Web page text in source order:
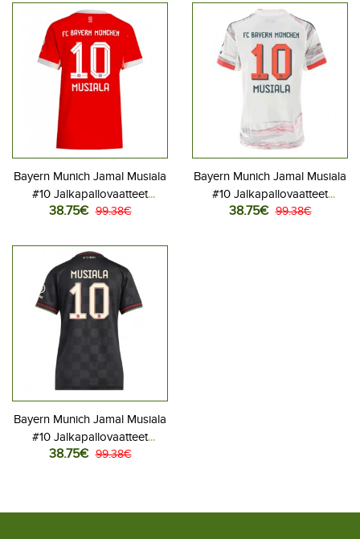
Bayern Munich Jamal Musiala
#10 Jalkapallovaatteet
Naisten Kotipaita 2025-26
38.75€ 99.38€
Bayern Munich Jamal Musiala
#10 Jalkapallovaatteet
Naisten Vieraspaita 2025-26
38.75€ 99.38€
Bayern Munich Jamal Musiala
#10 Jalkapallovaatteet
Naisten Kolmaspaita 2025-
38.75€ 99.38€